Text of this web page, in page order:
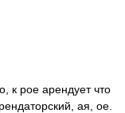
рое арендует что
ая, ое.